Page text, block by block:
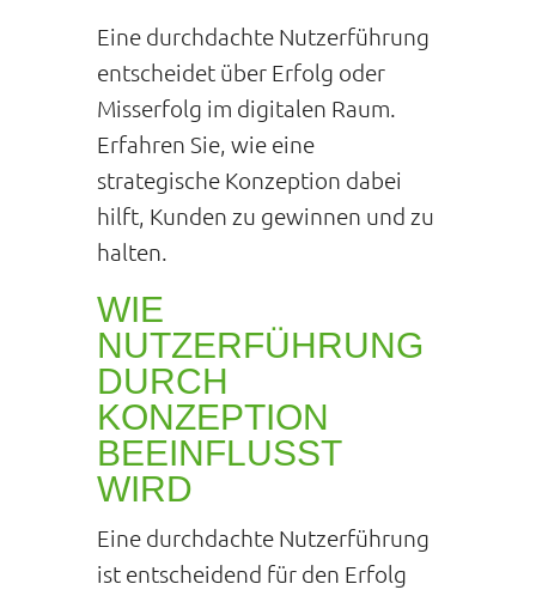
Eine durchdachte Nutzerführung
entscheidet über Erfolg oder
Misserfolg im digitalen Raum.
Erfahren Sie, wie eine
strategische Konzeption dabei
hilft, Kunden zu gewinnen und zu
halten.
WIE
NUTZERFÜHRUNG
DURCH
KONZEPTION
BEEINFLUSST
WIRD
Eine durchdachte Nutzerführung
ist entscheidend für den Erfolg